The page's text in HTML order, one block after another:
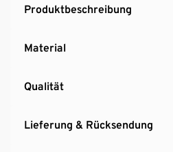
Produktbeschreibung
Material
Qualität
Lieferung & Rücksendung